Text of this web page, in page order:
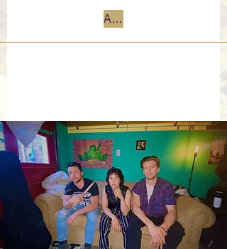
Accueil